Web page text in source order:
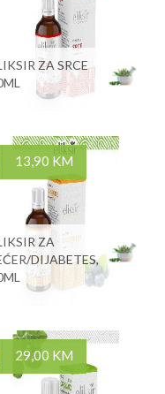
ZA SRCE
13,90 KM
ZA
DIJABETES,
29,00 KM